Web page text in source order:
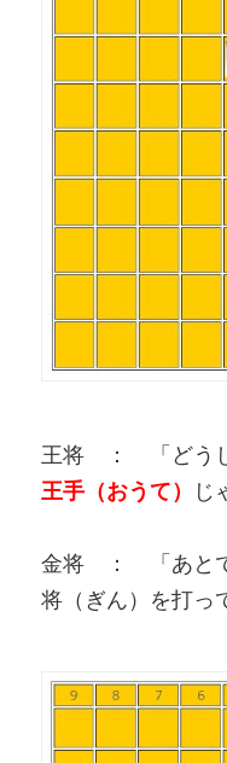
王将 ： 「どうじ
王手（おうて）
じ
金将 ： 「あとで
将（ぎん）を打っ